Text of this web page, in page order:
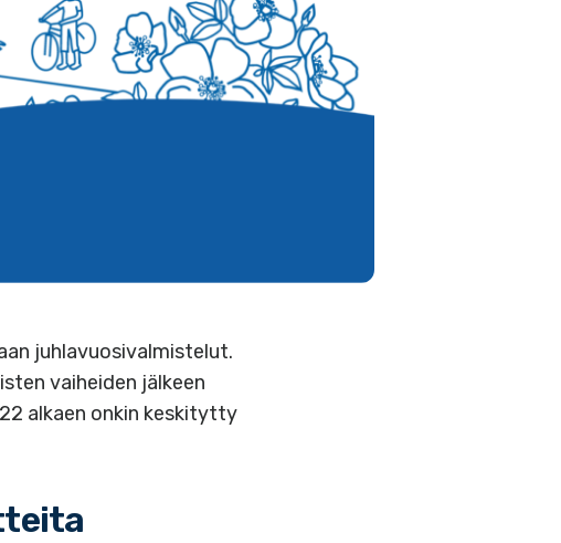
juhlavuosivalmistelut.
vaiheiden jälkeen
alkaen onkin keskitytty